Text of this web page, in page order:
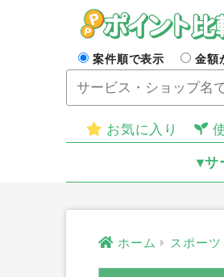
案件順で表示 金額
お気に入り
▾サ
ホーム スポー